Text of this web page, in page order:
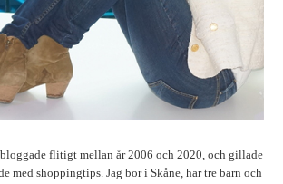
flitigt mellan år 2006 och 2020, och gillade
med shoppingtips. Jag bor i Skåne, har tre barn och